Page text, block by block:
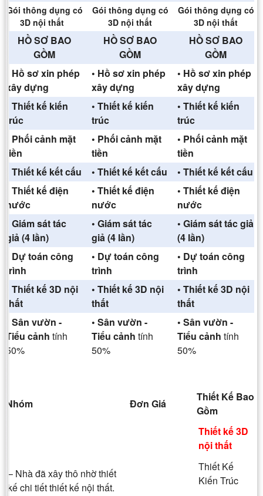
Gói thông dụng có
3D nội thất
Gói thông dụng có
3D nội thất
Gói thông dụng có
3D nội thất
HỒ SƠ BAO
GỒM
HỒ SƠ BAO
GỒM
HỒ SƠ BAO
GỒM
• Hồ sơ xin phép
xây dựng
• Hồ sơ xin phép
xây dựng
• Hồ sơ xin phép
xây dựng
• Thiết kế kiến
trúc
• Thiết kế kiến
trúc
• Thiết kế kiến
trúc
• Phối cảnh mặt
tiền
• Phối cảnh mặt
tiền
• Phối cảnh mặt
tiền
• Thiết kế kết cấu
• Thiết kế kết cấu
• Thiết kế kết cấu
• Thiết kế điện
nước
• Thiết kế điện
nước
• Thiết kế điện
nước
• Giám sát tác
giả (4 lần)
• Giám sát tác
giả (4 lần)
• Giám sát tác giả
(4 lần)
• Dự toán công
trình
• Dự toán công
trình
• Dự toán công
trình
• Thiết kế 3D nội
thất
• Thiết kế 3D nội
thất
• Thiết kế 3D nội
thất
• Sân vườn -
Tiểu cảnh tính
50%
• Sân vườn -
Tiểu cảnh tính
50%
• Sân vườn -
Tiểu cảnh tính
50%
Nhóm Đơn Giá
Thiết Kế Bao
Gồm
– Nhà đã xây thô nhờ thiết
kế chi tiết thiết kế nội thất.
Thiết kế 3D
nội thất
Thiết Kế
Kiến Trúc